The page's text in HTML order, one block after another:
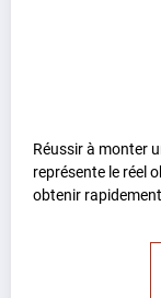
Réussir à monter
représente le réel
obtenir